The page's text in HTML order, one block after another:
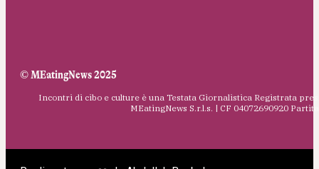
© MEatingNews 2025
Incontri di cibo e culture è una Testata Giornalistica Registrata
MEatingNews S.r.l.s. | CF 04072690920